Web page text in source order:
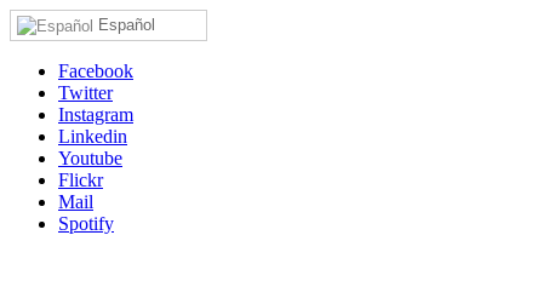
Español
Facebook
Twitter
Instagram
Linkedin
Youtube
Flickr
Mail
Spotify